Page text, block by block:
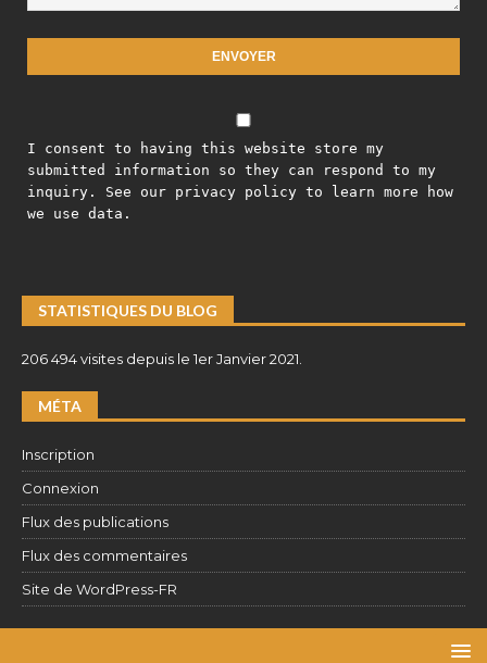
I consent to having this website store my
submitted information so they can respond to my
inquiry. See our privacy policy to learn more how
we use data.
STATISTIQUES DU BLOG
206 494 visites depuis le 1er Janvier 2021.
MÉTA
Inscription
Connexion
Flux des publications
Flux des commentaires
Site de WordPress-FR